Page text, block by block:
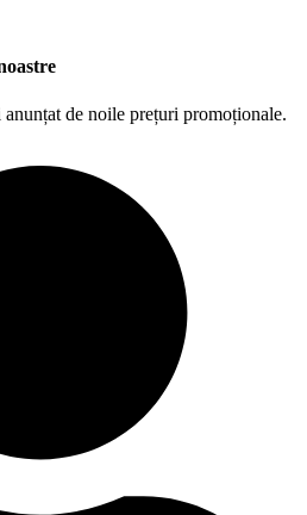
de noile prețuri promoționale.